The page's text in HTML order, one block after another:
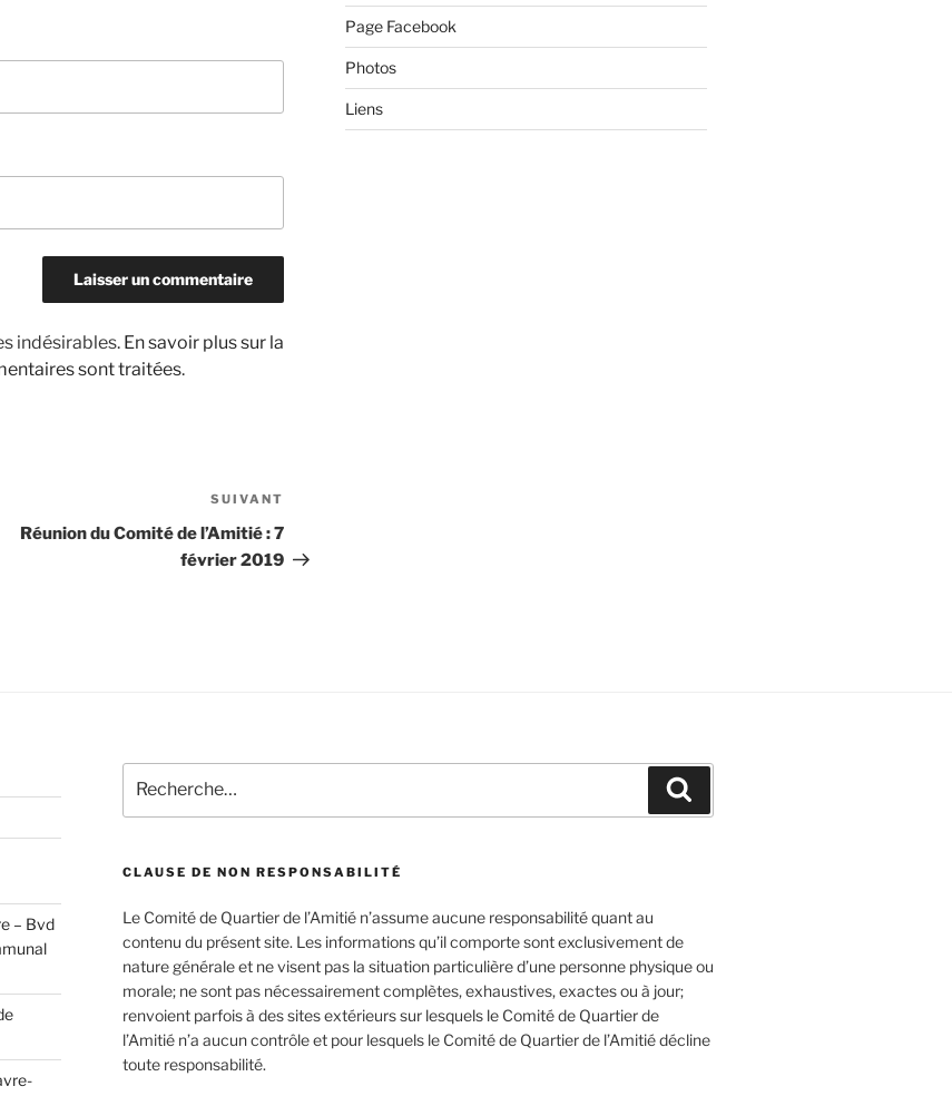
indésirables. En savoir plus sur la
sont traitées.
suivant
SUIVANT
Réunion du Comité de l’Amitié : 7
février 2019
Page Facebook
Photos
Liens
– Bvd
pour
:
CLAUSE DE NON RESPONSABILITÉ
Le Comité de Quartier de l’Amitié n’assume aucune responsabilité quant au
contenu du présent site. Les informations qu’il comporte sont exclusivement de
nature générale et ne visent pas la situation particulière d’une personne physique ou
morale; ne sont pas nécessairement complètes, exhaustives, exactes ou à jour;
renvoient parfois à des sites extérieurs sur lesquels le Comité de Quartier de
l’Amitié n’a aucun contrôle et pour lesquels le Comité de Quartier de l’Amitié décline
toute responsabilité.